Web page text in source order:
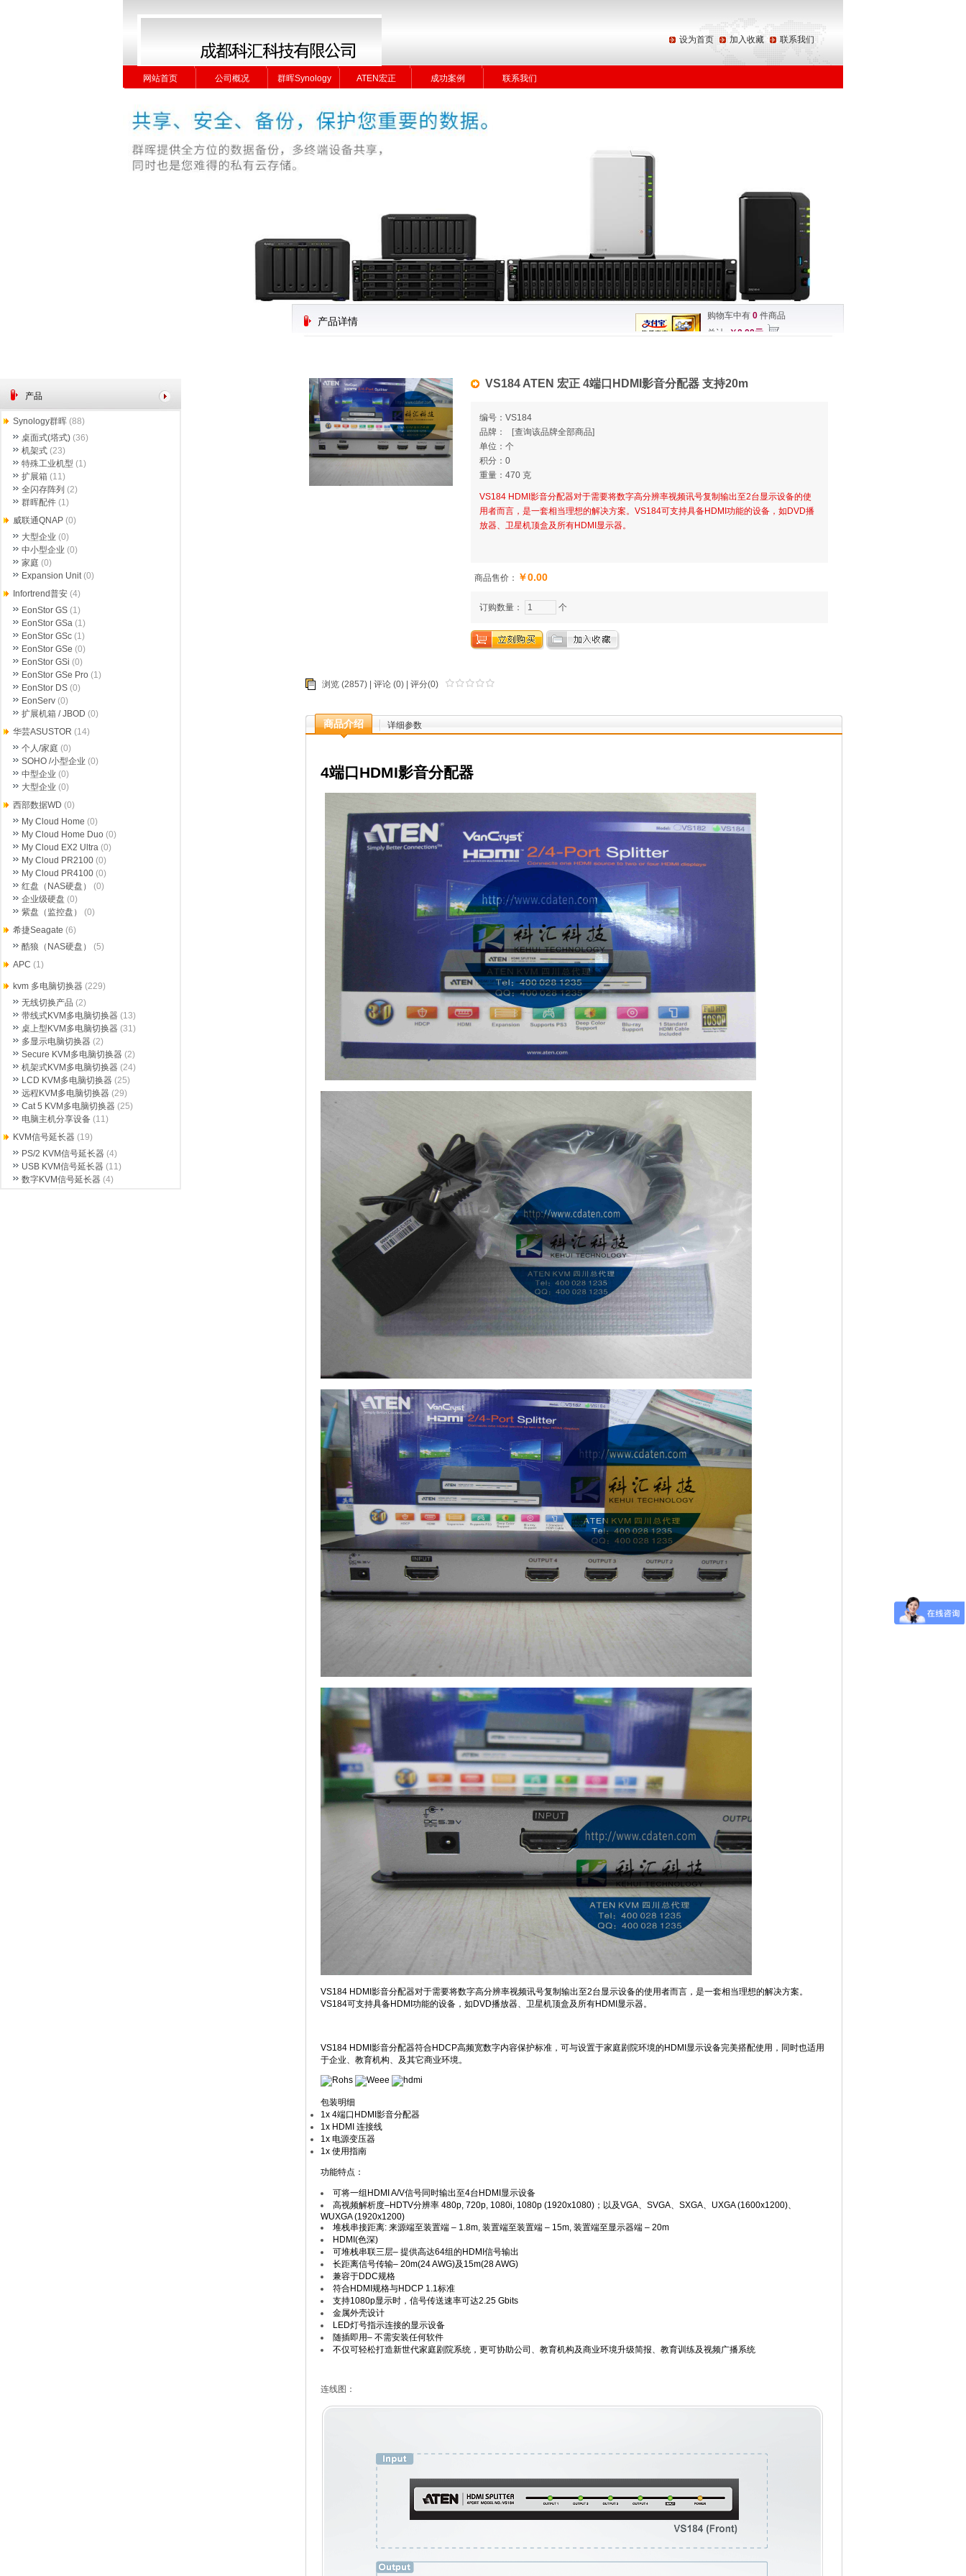
设为首页 加入收藏 联系我们
网站首页 公司概况 群晖Synology ATEN宏正 成功案例 联系我们
网站首页 公司概况 群晖Synology ATEN宏正 成功案例 联系我们
产品详情
购物车中有 0 件商品
总计
￥0.00元
VS184 ATEN 宏正 4端口HDMI影音分配器 支持20m
编号：VS184
品牌：
[查询该品牌全部商品]
单位：个
积分：0
重量：470 克
VS184 HDMI影音分配器对于需要将数字高分辨率视频讯号复制输出至2台显示设备的使
用者而言，是一套相当理想的解决方案。VS184可支持具备HDMI功能的设备，如DVD播
放器、卫星机顶盒及所有HDMI显示器。
商品售价： ￥0.00
订购数量： 个
浏览 (2857) | 评论 (0) | 评分(0)
商品介绍 详细参数
4端口HDMI影音分配器
VS184 HDMI影音分配器对于需要将数字高分辨率视频讯号复制输出至2台显示设备的使用者而言，是一套相当理想的解决方案。
VS184可支持具备HDMI功能的设备，如DVD播放器、卫星机顶盒及所有HDMI显示器。
VS184 HDMI影音分配器符合HDCP高频宽数字内容保护标准，可与设置于家庭剧院环境的HDMI显示设备完美搭配使用，同时也适用
于企业、教育机构、及其它商业环境。
包装明细
1x 4端口HDMI影音分配器
1x HDMI 连接线
1x 电源变压器
1x 使用指南
功能特点：
可将一组HDMI A/V信号同时输出至4台HDMI显示设备
高视频解析度–HDTV分辨率 480p, 720p, 1080i, 1080p (1920x1080)；以及VGA、SVGA、SXGA、UXGA (1600x1200)、
WUXGA (1920x1200)
堆栈串接距离: 来源端至装置端 – 1.8m, 装置端至装置端 – 15m, 装置端至显示器端 – 20m
HDMI(色深)
可堆栈串联三层– 提供高达64组的HDMI信号输出
长距离信号传输– 20m(24 AWG)及15m(28 AWG)
兼容于DDC规格
符合HDMI规格与HDCP 1.1标准
支持1080p显示时，信号传送速率可达2.25 Gbits
金属外壳设计
LED灯号指示连接的显示设备
随插即用– 不需安装任何软件
不仅可轻松打造新世代家庭剧院系统，更可协助公司、教育机构及商业环境升级简报、教育训练及视频广播系统
连线图：
产品
Synology群晖 (88)
桌面式(塔式) (36)
机架式 (23)
特殊工业机型 (1)
扩展箱 (11)
全闪存阵列 (2)
群晖配件 (1)
威联通QNAP (0)
大型企业 (0)
中小型企业 (0)
家庭 (0)
Expansion Unit(0)
Infortrend普安 (4)
EonStor GS (1)
EonStor GSa (1)
EonStor GSc (1)
EonStor GSe (0)
EonStor GSi (0)
EonStor GSe Pro (1)
EonStor DS (0)
EonServ (0)
扩展机箱 / JBOD (0)
华芸ASUSTOR (14)
个人/家庭 (0)
SOHO /小型企业 (0)
中型企业 (0)
大型企业 (0)
西部数据WD (0)
My Cloud Home (0)
My Cloud Home Duo (0)
My Cloud EX2 Ultra (0)
My Cloud PR2100 (0)
My Cloud PR4100 (0)
红盘（NAS硬盘）
(0)
企业级硬盘 (0)
紫盘（监控盘）
(0)
希捷Seagate (6)
酷狼（NAS硬盘）
(5)
APC (1)
kvm 多电脑切换器 (229)
无线切换产品 (2)
带线式KVM多电脑切换器 (13)
桌上型KVM多电脑切换器 (31)
多显示电脑切换器 (2)
Secure KVM多电脑切换器 (2)
机架式KVM多电脑切换器 (24)
LCD KVM多电脑切换器 (25)
远程KVM多电脑切换器 (29)
Cat 5 KVM多电脑切换器 (25)
电脑主机分享设备 (11)
KVM信号延长器 (19)
PS/2 KVM信号延长器 (4)
USB KVM信号延长器 (11)
数字KVM信号延长器 (4)